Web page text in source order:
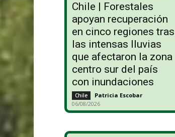
Chile | Forestales
apoyan recuperación
en cinco regiones tras
las intensas lluvias
que afectaron la zona
centro sur del país
con inundaciones
Chile Patricia Escobar -
06/08/2026